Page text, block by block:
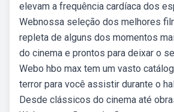
elevam a frequência cardíaca dos
Webnossa seleção dos melhores
repleta de alguns dos momentos
do cinema e prontos para deixar o
Webo hbo max tem um vasto
terror para você assistir durante o
Desde clássicos do cinema até